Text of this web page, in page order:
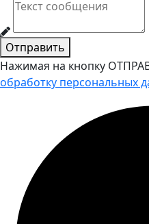
Отправить
Нажимая на кнопку
обработку персональных